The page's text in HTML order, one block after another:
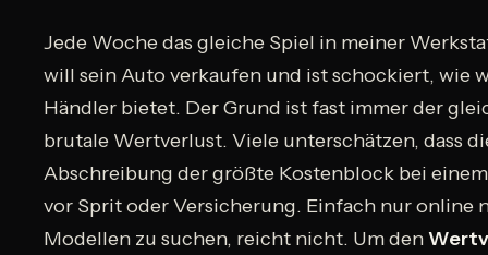
Jede Woche das gleiche Spiel in meiner
will sein Auto verkaufen und ist schockiert, wie
Händler bietet. Der Grund ist fast immer der
brutale Wertverlust. Viele unterschätzen, dass
Abschreibung der größte Kostenblock bei
vor Sprit oder Versicherung. Einfach nur online
Modellen zu suchen, reicht nicht. Um den